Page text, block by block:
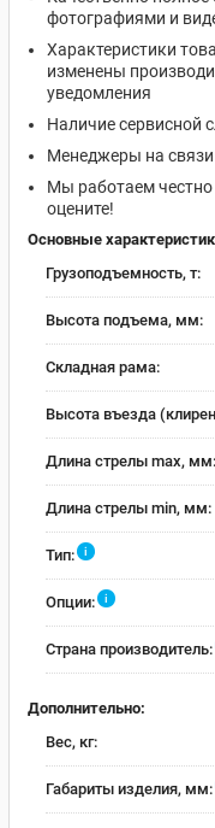
фотографиями и
Характеристики
изменены
уведомления
Наличие сервисной
Менеджеры на
Мы работаем
оцените!
Основные
Грузоподъемность, т:
Высота подъема, мм:
Складная рама:
Высота въезда
Длина стрелы max, мм:
Длина стрелы min, мм:
Тип: i
Опции: i
Страна производитель:
Дополнительно:
Вес, кг:
Габариты изделия, мм: